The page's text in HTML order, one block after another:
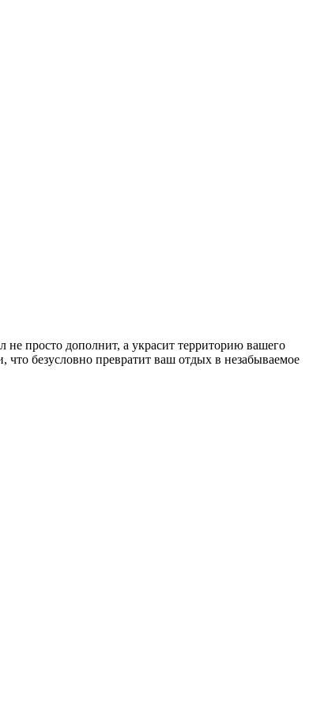
просто дополнит, а украсит территорию вашего
безусловно превратит ваш отдых в незабываемое